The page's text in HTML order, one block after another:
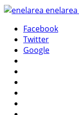
enelarea
Facebook
Twitter
Google